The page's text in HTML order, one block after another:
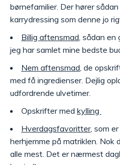
børnefamilier. Der hører
karrydressing som denne jo
Billig aftensmad , sådan
jeg har samlet mine bedste
Nem aftensmad , de
med få ingredienser. Dejlig
udfordrende ulvetimer.
Opskrifter med kylling
Hverdagsfavoritter, som
herhjemme på matriklen. Nok
alle mest. Det er nærmest